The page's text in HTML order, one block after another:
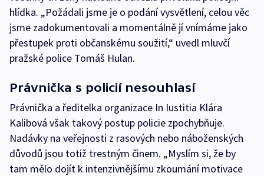
hlídka. „Požádali jsme je o podání vysvětlení, celou věc
jsme zadokumentovali a momentálně jí vnímáme jako
přestupek proti občanskému soužití,“ uvedl mluvčí
pražské police Tomáš Hulan.
Právnička s policií nesouhlasí
Právnička a ředitelka organizace In Iustitia Klára
Kalibová však takový postup policie zpochybňuje.
Nadávky na veřejnosti z rasových nebo náboženských
důvodů jsou totiž trestným činem. „Myslím si, že by
tam mělo dojít k intenzivnějšímu zkoumání motivace